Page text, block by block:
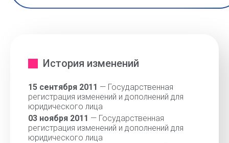
История изменений
15 сентября 2011 — Государственная
регистрация изменений и дополнений для
юридического лица
03 ноября 2011 — Государственная
регистрация изменений и дополнений для
юридического лица